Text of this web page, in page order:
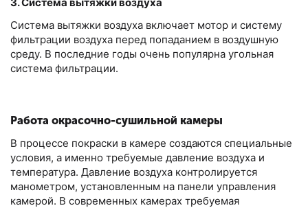
Система вытяжки воздуха включает мотор и систему
фильтрации воздуха перед попаданием в воздушную
среду. В последние годы очень популярна угольная
система фильтрации.
Работа окрасочно-сушильной камеры
В процессе покраски в камере создаются специальные
условия, а именно требуемые давление воздуха и
температура. Давление воздуха контролируется
манометром, установленным на панели управления
камерой. В современных камерах требуемая